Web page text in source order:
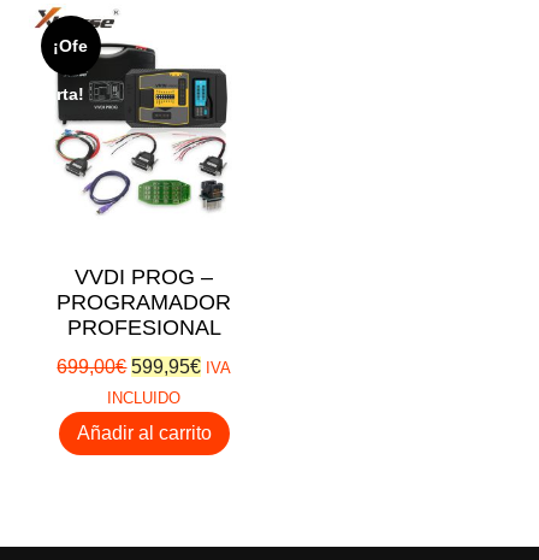
¡Ofe
rta!
VVDI PROG –
PROGRAMADOR
PROFESIONAL
699,00€ El
precio
original
era:
599,95€El
actual
es:
IVA
INCLUIDO
Añadir al carrito